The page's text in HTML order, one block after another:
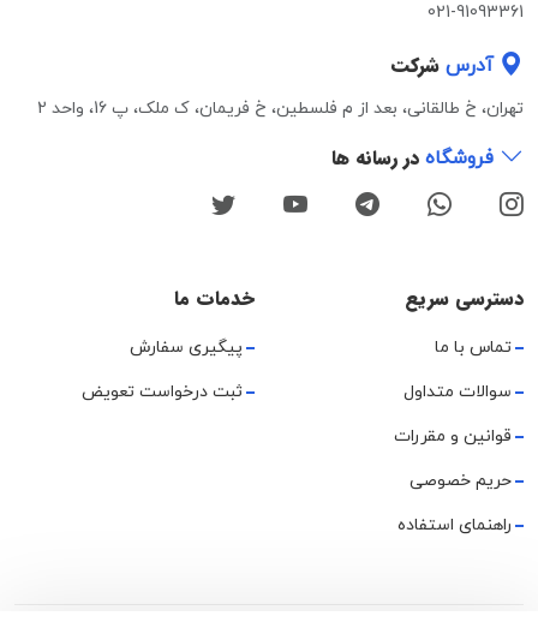
021-91093361
آدرس شرکت
تهران، خ طالقانی، بعد از م فلسطین، خ فریمان، ک ملک، پ 16، واحد 2
فروشگاه در رسانه ها
دسترسی سریع
تماس با ما
سوالات متداول
قوانین و مقررات
حریم خصوصی
راهنمای استفاده
خدمات ما
پیگیری سفارش
ثبت درخواست تعویض